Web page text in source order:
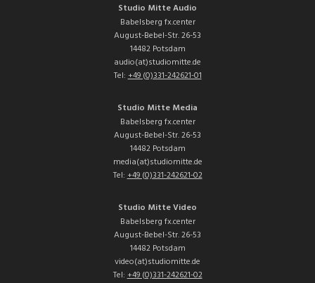
Studio Mitte Audio
Babelsberg fx.center
August-Bebel-Str. 26-53
14482 Potsdam
audio(at)studiomitte.de
Tel:+49 (0)331-242621-01
Studio Mitte Media
Babelsberg fx.center
August-Bebel-Str. 26-53
14482 Potsdam
media(at)studiomitte.de
Tel:+49 (0)331-242621-02
Studio Mitte Video
Babelsberg fx.center
August-Bebel-Str. 26-53
14482 Potsdam
video(at)studiomitte.de
Tel:+49 (0)331-242621-02